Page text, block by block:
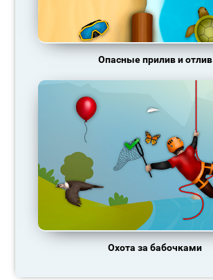
Опасные прилив и отлив
Охота за бабочками